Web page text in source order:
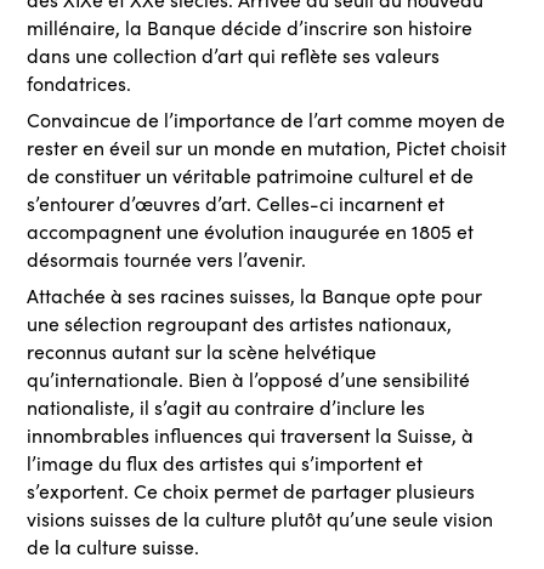
millénaire, la Banque décide d’inscrire son histoire
dans une collection d’art qui reflète ses valeurs
fondatrices.
Convaincue de l’importance de l’art comme moyen de
rester en éveil sur un monde en mutation, Pictet choisit
de constituer un véritable patrimoine culturel et de
s’entourer d’œuvres d’art. Celles-ci incarnent et
accompagnent une évolution inaugurée en 1805 et
désormais tournée vers l’avenir.
Attachée à ses racines suisses, la Banque opte pour
une sélection regroupant des artistes nationaux,
reconnus autant sur la scène helvétique
qu’internationale. Bien à l’opposé d’une sensibilité
nationaliste, il s’agit au contraire d’inclure les
innombrables influences qui traversent la Suisse, à
l’image du flux des artistes qui s’importent et
s’exportent. Ce choix permet de partager plusieurs
visions suisses de la culture plutôt qu’une seule vision
de la culture suisse.